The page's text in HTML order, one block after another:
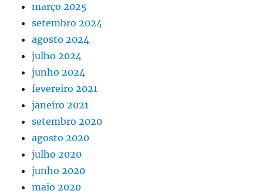
março 2025
setembro 2024
agosto 2024
julho 2024
junho 2024
fevereiro 2021
janeiro 2021
setembro 2020
agosto 2020
julho 2020
junho 2020
maio 2020